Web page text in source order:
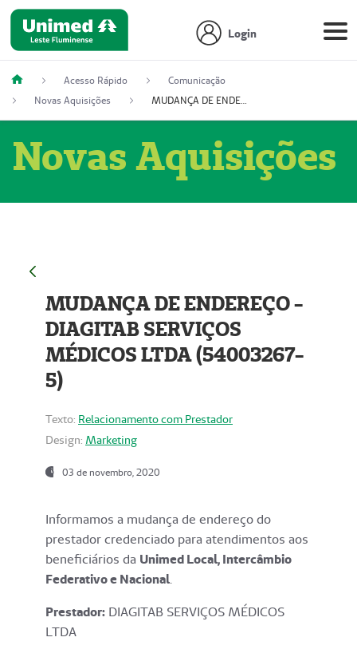
Login
Acesso Rápido
Comunicação
Novas Aquisições
MUDANÇA DE ENDEREÇO - DIAGITAB SERVIÇOS MÉDICOS LTDA (54003267-5)
Novas Aquisições
MUDANÇA DE ENDEREÇO -
DIAGITAB SERVIÇOS
MÉDICOS LTDA (54003267-
5)
Texto: Relacionamento com Prestador
Design: Marketing
03 de novembro, 2020
Informamos a mudança de endereço do
prestador credenciado para atendimentos aos
beneficiários da Unimed Local, Intercâmbio
Federativo e Nacional.
Prestador: DIAGITAB SERVIÇOS MÉDICOS
LTDA